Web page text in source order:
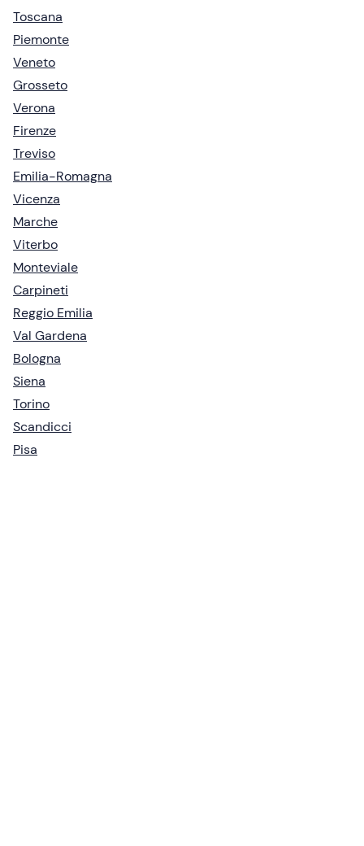
Toscana
Piemonte
Veneto
Grosseto
Verona
Firenze
Treviso
Emilia-Romagna
Vicenza
Marche
Viterbo
Monteviale
Carpineti
Reggio Emilia
Val Gardena
Bologna
Siena
Torino
Scandicci
Pisa